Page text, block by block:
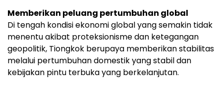
Memberikan peluang pertumbuhan global
Di tengah kondisi ekonomi global yang semakin tidak
menentu akibat proteksionisme dan ketegangan
geopolitik, Tiongkok berupaya memberikan stabilitas
melalui pertumbuhan domestik yang stabil dan
kebijakan pintu terbuka yang berkelanjutan.